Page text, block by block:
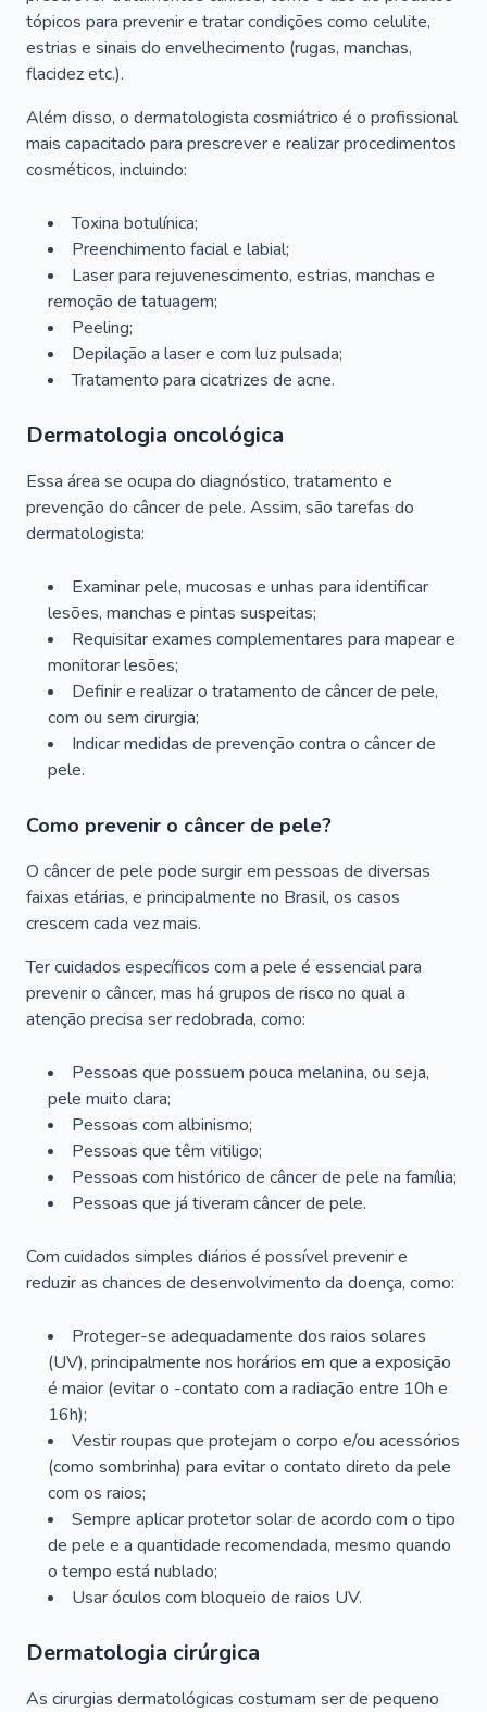
tópicos para prevenir e tratar condições como celulite,
estrias e sinais do envelhecimento (rugas, manchas,
flacidez etc.).
Além disso, o dermatologista cosmiátrico é o profissional
mais capacitado para prescrever e realizar procedimentos
cosméticos, incluindo:
Toxina botulínica;
Preenchimento facial e labial;
Laser para rejuvenescimento, estrias, manchas e
remoção de tatuagem;
Peeling;
Depilação a laser e com luz pulsada;
Tratamento para cicatrizes de acne.
Dermatologia oncológica
Essa área se ocupa do diagnóstico, tratamento e
prevenção do câncer de pele. Assim, são tarefas do
dermatologista:
Examinar pele, mucosas e unhas para identificar
lesões, manchas e pintas suspeitas;
Requisitar exames complementares para mapear e
monitorar lesões;
Definir e realizar o tratamento de câncer de pele,
com ou sem cirurgia;
Indicar medidas de prevenção contra o câncer de
pele.
Como prevenir o câncer de pele?
O câncer de pele pode surgir em pessoas de diversas
faixas etárias, e principalmente no Brasil, os casos
crescem cada vez mais.
Ter cuidados específicos com a pele é essencial para
prevenir o câncer, mas há grupos de risco no qual a
atenção precisa ser redobrada, como:
Pessoas que possuem pouca melanina, ou seja,
pele muito clara;
Pessoas com albinismo;
Pessoas que têm vitiligo;
Pessoas com histórico de câncer de pele na família;
Pessoas que já tiveram câncer de pele.
Com cuidados simples diários é possível prevenir e
reduzir as chances de desenvolvimento da doença, como:
Proteger-se adequadamente dos raios solares
(UV), principalmente nos horários em que a exposição
é maior (evitar o -contato com a radiação entre 10h e
16h);
Vestir roupas que protejam o corpo e/ou acessórios
(como sombrinha) para evitar o contato direto da pele
com os raios;
Sempre aplicar protetor solar de acordo com o tipo
de pele e a quantidade recomendada, mesmo quando
o tempo está nublado;
Usar óculos com bloqueio de raios UV.
Dermatologia cirúrgica
As cirurgias dermatológicas costumam ser de pequeno